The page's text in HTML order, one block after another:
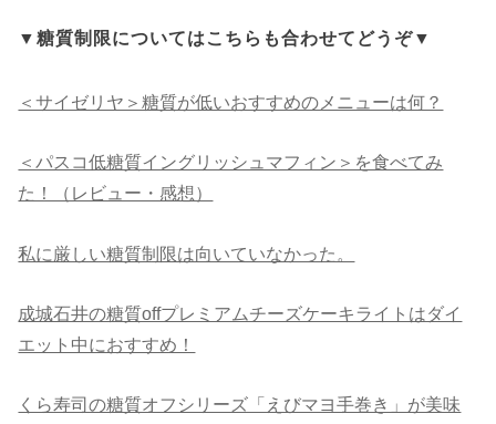
▼糖質制限についてはこちらも合わせてどうぞ▼
＜サイゼリヤ＞糖質が低いおすすめのメニューは何？
＜パスコ低糖質イングリッシュマフィン＞を食べてみ
た！（レビュー・感想）
私に厳しい糖質制限は向いていなかった。
成城石井の糖質offプレミアムチーズケーキライトはダイ
エット中におすすめ！
くら寿司の糖質オフシリーズ「えびマヨ手巻き」が美味